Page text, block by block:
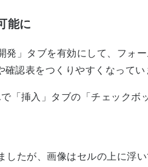
能に
」タブを有効にして、フォ
認表をつくりやすくなってい
「挿入」タブの「チェックボ
たが、画像はセルの上に浮